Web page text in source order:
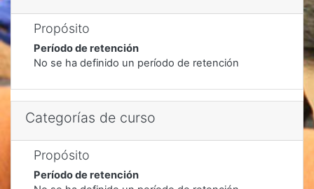
Propósito
Período de retención
No se ha definido un período de retención
Categorías de curso
Propósito
Período de retención